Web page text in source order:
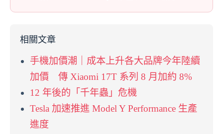
相關文章
手機加價潮｜成本上升各大品牌今年陸續
加價 傳 Xiaomi 17T 系列 8 月加約 8%
12 年後的「千年蟲」危機
Tesla 加速推進 Model Y Performance 生產
進度